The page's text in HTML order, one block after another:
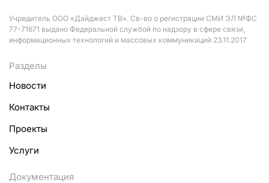
Учредитель ООО «Дайджест ТВ». Св-во о регистрации СМИ ЭЛ №ФС
77-71671 выдано Федеральной службой по надзору в сфере связи,
информационных технологий и массовых коммуникаций 23.11.2017
Разделы
Новости
Контакты
Проекты
Услуги
Документация